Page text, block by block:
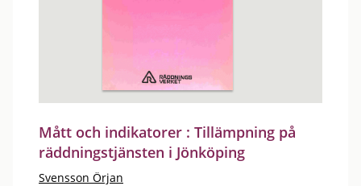
Mått och indikatorer : Tillämpning på
räddningstjänsten i Jönköping
Svensson Örjan